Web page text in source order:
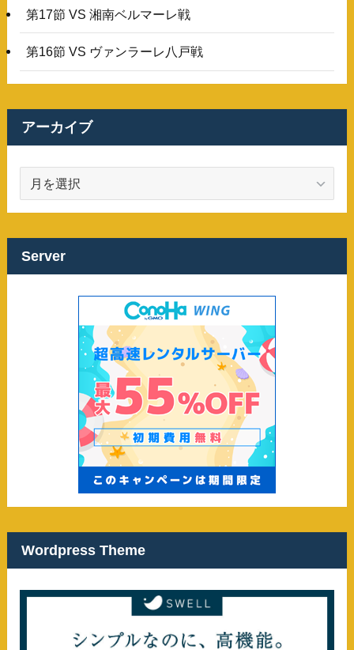
第17節 VS 湘南ベルマーレ戦
第16節 VS ヴァンラーレ八戸戦
アーカイブ
カ
イ
ブ
Server
Wordpress Theme